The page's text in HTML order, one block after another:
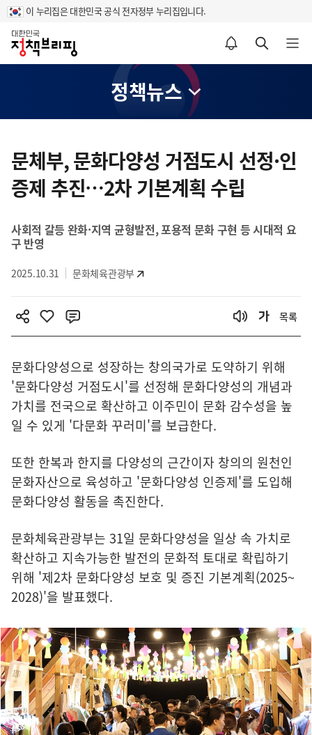
이 누리집은 대한민국 공식 전자정부 누리집입니다.
홈
알림설정 바로가기 검색 바로가기 메뉴 열기
정책뉴스
텐
츠
영
문체부, 문화다양성 거점도시 선정·인
증제 추진…2차 기본계획 수립
사회적 갈등 완화·지역 균형발전, 포용적 문화 구현 등 시대적 요
구 반영
2025.10.31 문화체육관광부
목록
문화다양성으로 성장하는 창의국가로 도약하기 위해
'문화다양성 거점도시'를 선정해 문화다양성의 개념과
가치를 전국으로 확산하고 이주민이 문화 감수성을 높
일 수 있게 '다문화 꾸러미'를 보급한다.
또한 한복과 한지를 다양성의 근간이자 창의의 원천인
문화자산으로 육성하고 '문화다양성 인증제'를 도입해
문화다양성 활동을 촉진한다.
문화체육관광부는 31일 문화다양성을 일상 속 가치로
확산하고 지속가능한 발전의 문화적 토대로 확립하기
위해 '제2차 문화다양성 보호 및 증진 기본계획(2025~
2028)'을 발표했다.